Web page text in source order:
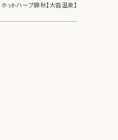
ホットハーブ錦秋【大沓温泉】